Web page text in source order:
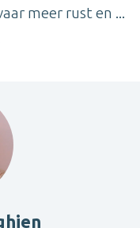
meer rust en ...